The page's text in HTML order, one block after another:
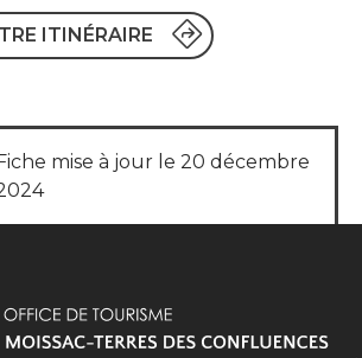
ITINÉRAIRE
mise à jour le 20 décembre